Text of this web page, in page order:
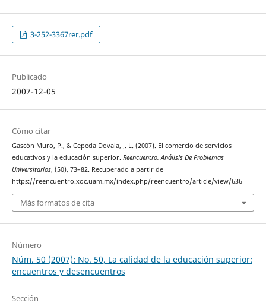
3-252-3367rer.pdf
Publicado
2007-12-05
Cómo citar
Gascón Muro, P., & Cepeda Dovala, J. L. (2007). El comercio de servicios
educativos y la educación superior. Reencuentro. Análisis De Problemas
Universitarios, (50), 73–82. Recuperado a partir de
https://reencuentro.xoc.uam.mx/index.php/reencuentro/article/view/636
Más formatos de cita
Número
Núm. 50 (2007): No. 50, La calidad de la educación superior:
encuentros y desencuentros
Sección